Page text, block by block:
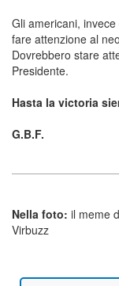
Gli americani,
fare attenzione al
Dovrebbero stare
Presidente.
Hasta la victoria
G.B.F.
Nella foto: il meme
Virbuzz